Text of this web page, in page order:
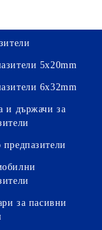
5х20mm
6х32mm
и държачи за
предпазители
за пасивни